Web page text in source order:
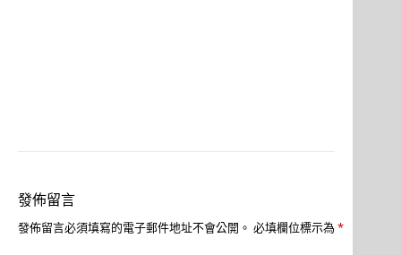
發佈留言
發佈留言必須填寫的電子郵件地址不會公開。 必填欄位標示為 *